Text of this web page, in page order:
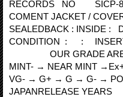
RECORDS NO SICP-
COMENT JACKET /
SEALEDBACK :
CONDITION : :
OUR GRADE ARE
MINT- → NEAR MINT
VG- → G+ → G → G- →
JAPANRELEASE